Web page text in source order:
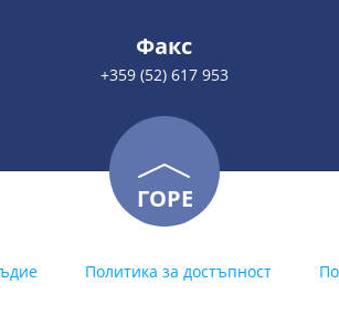
Факс
+359 (52) 617 953
ГОРЕ
Политика за достъпност